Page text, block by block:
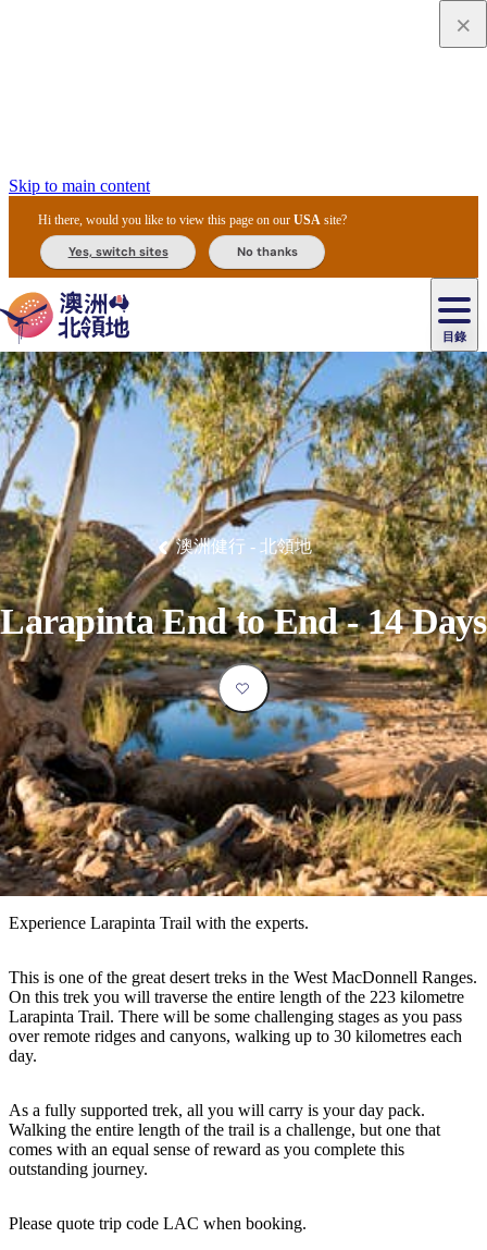
Skip to main content
Hi there, would you like to view this page on ourUSA site?
Yes, switch sites No thanks
目錄
主
目
必
訪
景
點
最
受
歡
迎
目
的
地
內
陸
和
戶
外
按
探
索
達
爾
文
愛
麗
斯
泉
烏
魯
魯
卡
卡
杜
國
家
公
園
李
治
菲
特
國
家
公
園
瓦
塔
卡
國
家
公
園
提
維
群
島
東
阿
納
姆
地
馬
塔
蘭
卡
溫
泉
尼
特
米
魯
克
國
家
公
卡
魯
卡
魯
/
魔
鬼
大
理
石
護
區
馬
古
瀑
布
茨
奧
里
查
/
西
麥
克
唐
國
家
公
園
必
玩
活
動
體
驗
旅
客
類
型
推
薦
榜
住
民
文
化
體
驗
美
食
攻
略
節
慶
與
活
動
戶
外
和
探
險
自
然
和
野
生
動
植
物
歷
史
與
文
物
釣
魚
豪
華
旅
游
露
營
和
豪
華
野
自
駕
規
劃
您
行
規
劃
和
預
訂
實
用
資
訊
規
劃
工
住
宿
導
覽
團
租
車
和
交
通
工
具
澳洲健行 - 北領地
Larapinta End to End - 14 Days
Experience Larapinta Trail with the experts.
This is one of the great desert treks in the West MacDonnell Ranges.
On this trek you will traverse the entire length of the 223 kilometre
Larapinta Trail. There will be some challenging stages as you pass
over remote ridges and canyons, walking up to 30 kilometres each
day.
As a fully supported trek, all you will carry is your day pack.
Walking the entire length of the trail is a challenge, but one that
comes with an equal sense of reward as you complete this
outstanding journey.
Please quote trip code LAC when booking.